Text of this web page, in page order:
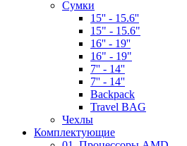
Сумки
15'' - 15.6''
15" - 15.6"
16'' - 19''
16" - 19"
7'' - 14''
7'' - 14''
Backpack
Travel BAG
Чехлы
Комплектующие